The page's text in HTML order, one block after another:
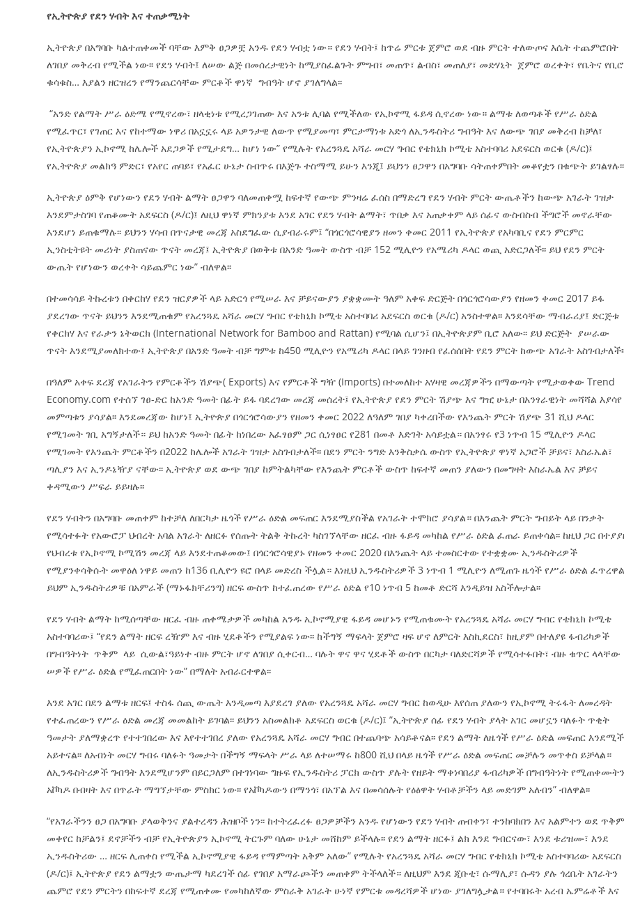
የኢትዮጵያ የደን ሃብት እና ተጠቃሚነት
ኢትዮጵያ በአግባቡ ካልተጠቀመች ባቸው እምቅ ፀጋዎቿ አንዱ የደን ሃብቷ ነው። የደን ሃብት፤ ከጥሬ ምርቱ ጀምሮ ወደ ብዙ ምርት ተለውጦና እሴት ተጨምሮበት
ለገበያ መቅረብ የሚችል ነው፡፡ የደን ሃብት፤ ለሠው ልጅ በመሰረታዊነት ከሚያስፈልጉት ምግብ፣ መጠጥ፣ ልብስ፣ መጠለያ፣ መድሃኒት ጀምሮ ወረቀት፣ የቤትና የቢሮ
ቁሳቁስ… እያልን ዘርዝረን የማንጨርሳቸው ምርቶች ዋነኛ ግብዓት ሆኖ ያገለግላል፡፡
“አንድ የልማት ሥራ ዕድሜ የሚኖረው፣ ዘላቂነቱ የሚረጋገጠው እና አንቱ ሊባል የሚችለው የኢኮኖሚ ፋይዳ ሲኖረው ነው። ልማቱ ለወጣቶች የሥራ ዕድል
የሚፈጥር፣ የገጠር እና የከተማው ነዋሪ በአኗኗሩ ላይ አዎንታዊ ለውጥ የሚያመጣ፣ ምርታማነቱ አድጎ ለኢንዱስትሪ ግብዓት እና ለውጭ ገበያ መቅረብ ከቻለ፣
የኢትዮጵያን ኢኮኖሚ ከሌሎች አደጋዎች የሚታደግ… ከሆነ ነው” የሚሉት የአረንጓዴ አሻራ መርሃ ግብር የቴክኒክ ኮሚቴ አስተባባሪ አደፍርስ ወርቁ (ዶ/ር)፤
የኢትዮጵያ መልክዓ ምድር፣ የአየር ጠባይ፣ የአፈር ሁኔታ ስብጥሩ በእጅጉ ተስማሚ ይሁን እንጂ፤ ይህንን ፀጋዋን በአግባቡ ሳትጠቀምበት መቆየቷን በቁጭት ይገልፃሉ፡፡
ኢትዮጵያ ዕምቅ የሆነውን የደን ሃብት ልማት ፀጋዋን ባለመጠቀሟ ከፍተኛ የውጭ ምንዛሬ ፈሰስ በማድረግ የደን ሃብት ምርት ውጤቶችን ከውጭ አገራት ገዝታ
እንደምታስገባ የጠቆሙት አደፍርስ (ዶ/ር)፤ ለዚህ ዋነኛ ምክንያቱ እንደ አገር የደን ሃብት ልማት፣ ጥበቃ እና አጠቃቀም ላይ ሰፊና ውስብስብ ችግሮች መኖራቸው
እንደሆነ ይጠቁማሉ፡፡ ይህንን ሃሳብ በጥናታዊ መረጃ አስደግፈው ሲያብራሩም፤ “በጎርጎሮሳዊያን ዘመን ቀመር 2011 የኢትዮጵያ የአካባቢና የደን ምርምር
ኢንስቲትዩት መሪነት ያስጠናው ጥናት መረጃ፤ ኢትዮጵያ በወቅቱ በአንድ ዓመት ውስጥ ብቻ 152 ሚሊዮን የአሜሪካ ዶላር ወጪ አድርጋለች፡፡ ይህ የደን ምርት
ውጤት የሆነውን ወረቀት ሳይጨምር ነው” ብለዋል፡፡
በተመሳሳይ ትኩረቱን በቀርከሃ የደን ዝርያዎች ላይ አድርጎ የሚሠራ እና ቻይናውያን ያቋቋሙት ዓለም አቀፍ ድርጅት በጎርጎሮሳውያን የዘመን ቀመር 2017 ይፋ
ያደረገው ጥናት ይህንን እንደሚጠቁም የአረንጓዴ አሻራ መርሃ ግብር የቴክኒክ ኮሚቴ አስተባባሪ አደፍርስ ወርቁ (ዶ/ር) አንስተዋል፡፡ እንደሳቸው ማብራሪያ፤ ድርጅቱ
የቀርክሃ እና የራታን ኔትወርክ (International Network for Bamboo and Rattan) የሚባል ሲሆን፤ በኢትዮጵያም ቢሮ አለው፡፡ ይህ ድርጅት ያሠራው
ጥናት እንደሚያመለክተው፤ ኢትዮጵያ በአንድ ዓመት ብቻ ግምቱ ከ450 ሚሊዮን የአሜሪካ ዶላር በላይ ገንዘብ የፈሰሰበት የደን ምርት ከውጭ አገራት
በዓለም አቀፍ ደረጃ የአገራትን የምርቶችን ሽያጭ( Exports) እና የምርቶች ግዥ (Imports) በተመለከተ አሃዛዊ መረጃዎችን በማውጣት የሚታወቀው Trend
Economy.com የተሰኘ ገፀ-ድር ከአንድ ዓመት በፊት ይፋ ባደረገው መረጃ መሰረት፤ የኢትዮጵያ የደን ምርት ሽያጭ እና ግዢ ሁኔታ በአንፃራዊነት መሻሻል እያሳየ
መምጣቱን ያሳያል፡፡ እንደመረጃው ከሆነ፤ ኢትዮጵያ በጎርጎሮሳውያን የዘመን ቀመር 2022 ለዓለም ገበያ ካቀረበችው የእንጨት ምርት ሽያጭ 31 ሺህ ዶላር
የሚገመት ገቢ አግኝታለች። ይህ ከአንድ ዓመት በፊት ከነበረው አፈፃፀም ጋር ሲነፃፀር የ281 በመቶ እድገት አሳይቷል። በአንፃሩ የ3 ነጥብ 15 ሚሊዮን ዶላር
የሚገመት የእንጨት ምርቶችን በ2022 ከሌሎች አገራት ገዝታ አስገብታለች፡፡ በደን ምርት ንግድ እንቅስቃሴ ውስጥ የኢትዮጵያ ዋነኛ አጋሮች ቻይና፣ እስራኤል፣
ጣሊያን እና ኢንዶኔዥያ ናቸው፡፡ ኢትዮጵያ ወደ ውጭ ገበያ ከምትልካቸው የእንጨት ምርቶች ውስጥ ከፍተኛ መጠን ያለውን በመግዛት እስራኤል እና ቻይና
ቀዳሚውን ሥፍራ ይይዛሉ፡፡
የደን ሃብትን በአግባቡ መጠቀም ከተቻለ ለበርካታ ዜጎች የሥራ ዕድል መፍጠር እንደሚያስችል የአገራት ተሞክሮ ያሳያል። በእንጨት ምርት ግብይት ላይ በንቃት
የሚሳተፉት የአውሮፓ ህብረት አባል አገራት ለዘርፉ የሰጡት ትልቅ ትኩረት ካስገኘላቸው ዘርፈ ብዙ ፋይዳ መካከል የሥራ ዕድል ፈጠራ ይጠቀሳል፡፡ ከዚህ ጋር
የህብረቱ የኢኮኖሚ ኮሚሽን መረጃ ላይ እንደተጠቆመው፤ በጎርጎሮሳዊያኑ የዘመን ቀመር 2020 በእንጨት ላይ ተመስርተው የተቋቋሙ ኢንዱስትሪዎች
የሚያንቀሳቅሱት መዋዕለ ነዋይ መጠን ከ136 ቢሊዮን ዩሮ በላይ መድረስ ችሏል። እነዚህ ኢንዱስትሪዎች 3 ነጥብ 1 ሚሊዮን ለሚጠጉ ዜጎች የሥራ ዕድል
ይህም ኢንዱስትሪዎቹ በአምራች (ማኑፋክቸሪንግ) ዘርፍ ውስጥ ከተፈጠረው የሥራ ዕድል የ10 ነጥብ 5 ከመቶ ድርሻ እንዲይዝ አስችሎታል፡፡
የደን ሃብት ልማት ከሚሰጣቸው ዘርፈ ብዙ ጠቀሜታዎች መካከል አንዱ ኢኮኖሚያዊ ፋይዳ መሆኑን የሚጠቁሙት የአረንጓዴ አሻራ መርሃ ግብር የቴክኒክ ኮሚቴ
አስተባባሪው፤ “የደን ልማት ዘርፍ ረዥም እና ብዙ ሂደቶችን የሚያልፍ ነው፡፡ ከችግኝ ማፍላት ጀምሮ ዛፍ ሆኖ ለምርት እስኪደርስ፣ ከዚያም በተለያዩ ፋብሪካዎች
በግብዓትነት ጥቅም ላይ ሲውል፣ዓይነተ ብዙ ምርት ሆኖ ለገበያ ሲቀርብ… ባሉት ዋና ዋና ሂደቶች ውስጥ በርካታ ባለድርሻዎች የሚሳተፉበት፣ ብዙ ቁጥር ላላቸው
ሠዎች የሥራ ዕድል የሚፈጠርበት ነው” በማለት አብራርተዋል፡፡
እንደ አገር በደን ልማቱ ዘርፍ፤ ተስፋ ሰጪ ውጤት እንዲመጣ እያደረገ ያለው የአረንጓዴ አሻራ መርሃ ግብር ከወዲሁ እየሰጠ ያለውን የኢኮኖሚ ትሩፋት ለመረዳት
የተፈጠረውን የሥራ ዕድል መረጃ መመልከት ይገባል፡፡ ይህንን አስመልክቶ አደፍርስ ወርቁ (ዶ/ር)፤ ”ኢትዮጵያ ሰፊ የደን ሃብት ያላት አገር መሆኗን ባለፉት ጥቂት
ዓመታት ያለማቋረጥ የተተገበረው እና እየተተገበረ ያለው የአረንጓዴ አሻራ መርሃ ግብር በተጨባጭ አሳይቶናል፡፡ የደን ልማት ለዜጎች የሥራ ዕድል መፍጠር
አይተናል፡፡ ለአብነት መርሃ ግብሩ ባለፉት ዓመታት በችግኝ ማፍላት ሥራ ላይ ለተሠማሩ ከ800 ሺህ በላይ ዜጎች የሥራ ዕድል መፍጠር መቻሉን መጥቀስ ይቻላል።
ለኢንዱስትሪዎች ግብዓት እንደሚሆንም በይርጋለም በተገነባው ግዙፍ የኢንዱስትሪ ፓርክ ውስጥ ያሉት የዘይት ማቀነባበሪያ ፋብሪካዎች በግብዓትነት
አቮካዶ በብዛት እና በጥራት ማግኘታቸው ምስክር ነው፡፡ የአቮካዶውን በማንጎ፣ በአፕል እና በመሳሰሉት የዕፅዋት ሃብቶቻችን ላይ መድገም አለብን” ብለዋል፡፡
“የአገራችንን ፀጋ በአግባቡ ያላወቅንና ያልተረዳን ሕዝቦች ነን፡፡ ከተትረፈረፉ ፀጋዎቻችን አንዱ የሆነውን የደን ሃብት ጠብቀን፣ ተንከባክበን እና አልምተን ወደ
መቀየር ከቻልን፤ ደኖቻችን ብቻ የኢትዮጵያን ኢኮኖሚ ትርጉም ባለው ሁኔታ መሸከም ይችላሉ፡፡ የደን ልማት ዘርፉ፤ ልክ እንደ ግብርናው፣ እንደ ቱሪዝሙ፣ እንደ
ኢንዱስትሪው … ዘርፍ ሊጠቀስ የሚችል ኢኮኖሚያዊ ፋይዳ የማምጣት አቅም አለው” የሚሉት የአረንጓዴ አሻራ መርሃ ግብር የቴክኒክ ኮሚቴ አስተባባሪው አደፍርስ
(ዶ/ር)፤ ኢትዮጵያ የደን ልማቷን ውጤታማ ካደረገች ሰፊ የገበያ አማራጮችን መጠቀም ትችላለች። ለዚህም እንደ ጂቡቲ፣ ሱማሊያ፣ ሱዳን ያሉ ጎረቤት አገራትን
ጨምሮ የደን ምርትን በከፍተኛ ደረጃ የሚጠቀሙ የመካከለኛው ምስራቅ አገራት ሁነኛ የምርቱ መዳረሻዎች ሆነው ያገለግሏታል። የተባበሩት አረብ ኤምሬቶች እና